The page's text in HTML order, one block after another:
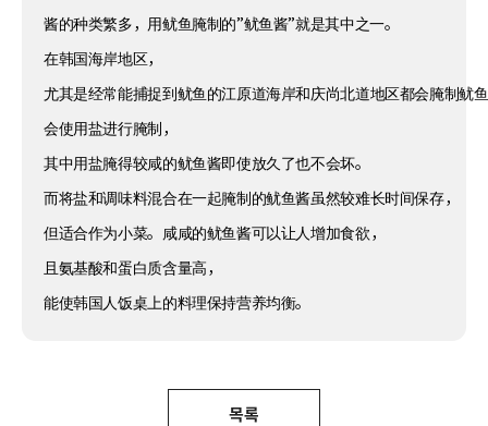
酱的种类繁多，用鱿鱼腌制的”鱿鱼酱”就是其中之一。
在韩国海岸地区，
尤其是经常能捕捉到鱿鱼的江原道海岸和庆尚北道地区都会腌制鱿
会使用盐进行腌制，
其中用盐腌得较咸的鱿鱼酱即使放久了也不会坏。
而将盐和调味料混合在一起腌制的鱿鱼酱虽然较难长时间保存，
但适合作为小菜。咸咸的鱿鱼酱可以让人增加食欲，
且氨基酸和蛋白质含量高，
能使韩国人饭桌上的料理保持营养均衡。
목록